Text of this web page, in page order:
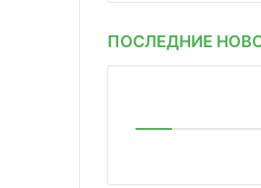
ПОСЛЕДНИЕ